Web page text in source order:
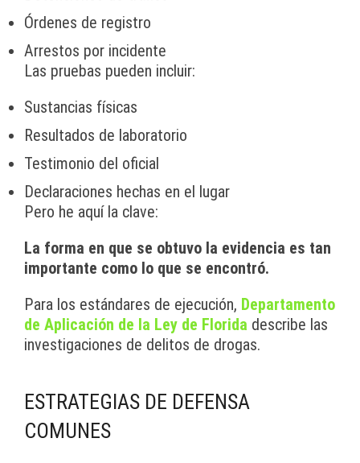
Órdenes de registro
Arrestos por incidente
Las pruebas pueden incluir:
Sustancias físicas
Resultados de laboratorio
Testimonio del oficial
Declaraciones hechas en el lugar
Pero he aquí la clave:
La forma en que se obtuvo la evidencia es tan
importante como lo que se encontró.
Para los estándares de ejecución, Departamento
de Aplicación de la Ley de Florida describe las
investigaciones de delitos de drogas.
ESTRATEGIAS DE DEFENSA
COMUNES